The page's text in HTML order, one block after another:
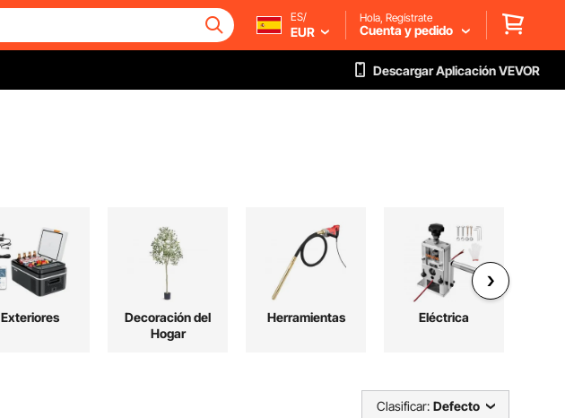
ES/
EUR
Hola, Regístrate
Cuenta y pedido
Descargar Aplicación VEVOR
Exteriores
Decoración del
Hogar
Herramientas Eléctrica
Clasificar: Defecto